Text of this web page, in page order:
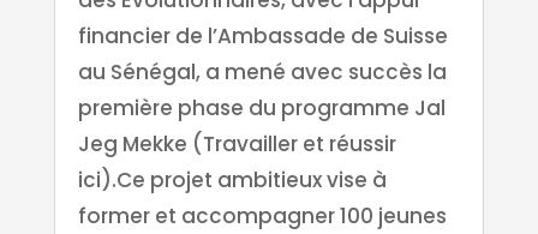
financier de l’Ambassade de Suisse
au Sénégal, a mené avec succès la
première phase du programme Jal
Jeg Mekke (Travailler et réussir
ici).Ce projet ambitieux vise à
former et accompagner 100 jeunes